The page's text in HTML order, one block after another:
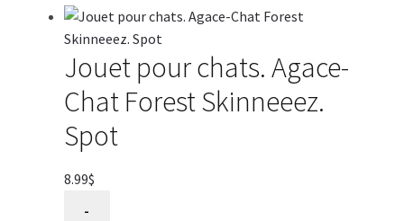
(
Hérisson
Jouet pour chats. Agace-
Chat Forest Skinneeez.
Spot
8.99$
-